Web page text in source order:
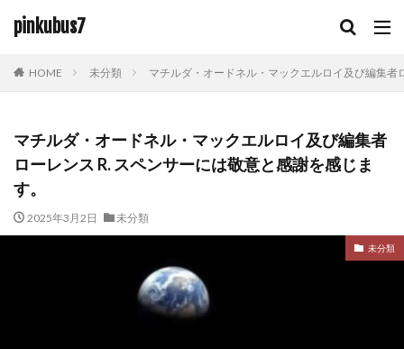
pinkubus7
HOME 未分類 マチルダ・オードネル・マックエルロイ及び編集
マチルダ・オードネル・マックエルロイ及び編集者
ローレンス R. スペンサーには敬意と感謝を感じま
す。
2025年3月2日 未分類
未分類